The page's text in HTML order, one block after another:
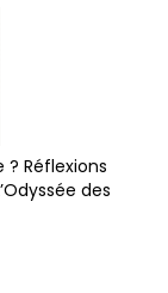
Réflexions
des